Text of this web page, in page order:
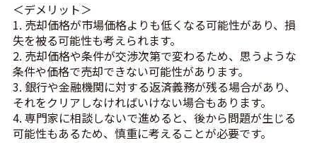
＜デメリット＞
1. 売却価格が市場価格よりも低くなる可能性があり、損
失を被る可能性も考えられます。
2. 売却価格や条件が交渉次第で変わるため、思うような
条件や価格で売却できない可能性があります。
3. 銀行や金融機関に対する返済義務が残る場合があり、
それをクリアしなければいけない場合もあります。
4. 専門家に相談しないで進めると、後から問題が生じる
可能性もあるため、慎重に考えることが必要です。